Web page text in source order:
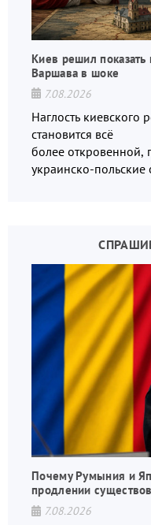
Киев решил
Варшава в шоке
7.08.2026
Наглость
становится всё
более откровенной,
украинско-польские
Почему Румыния и
продлении
7.08.2026